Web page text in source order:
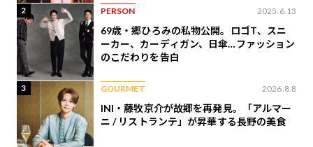
2 PERSON 2025.6.13
69歳・郷ひろみの私物公開。ロゴT、スニ
ーカー、カーディガン、日傘…ファッション
のこだわりを告白
3 GOURMET 2026.8.8
INI・藤牧京介が故郷を再発見。「アルマー
ニ / リストランテ」が昇華する長野の美食